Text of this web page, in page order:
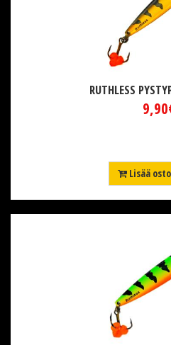
RUTHLESS
Lisää